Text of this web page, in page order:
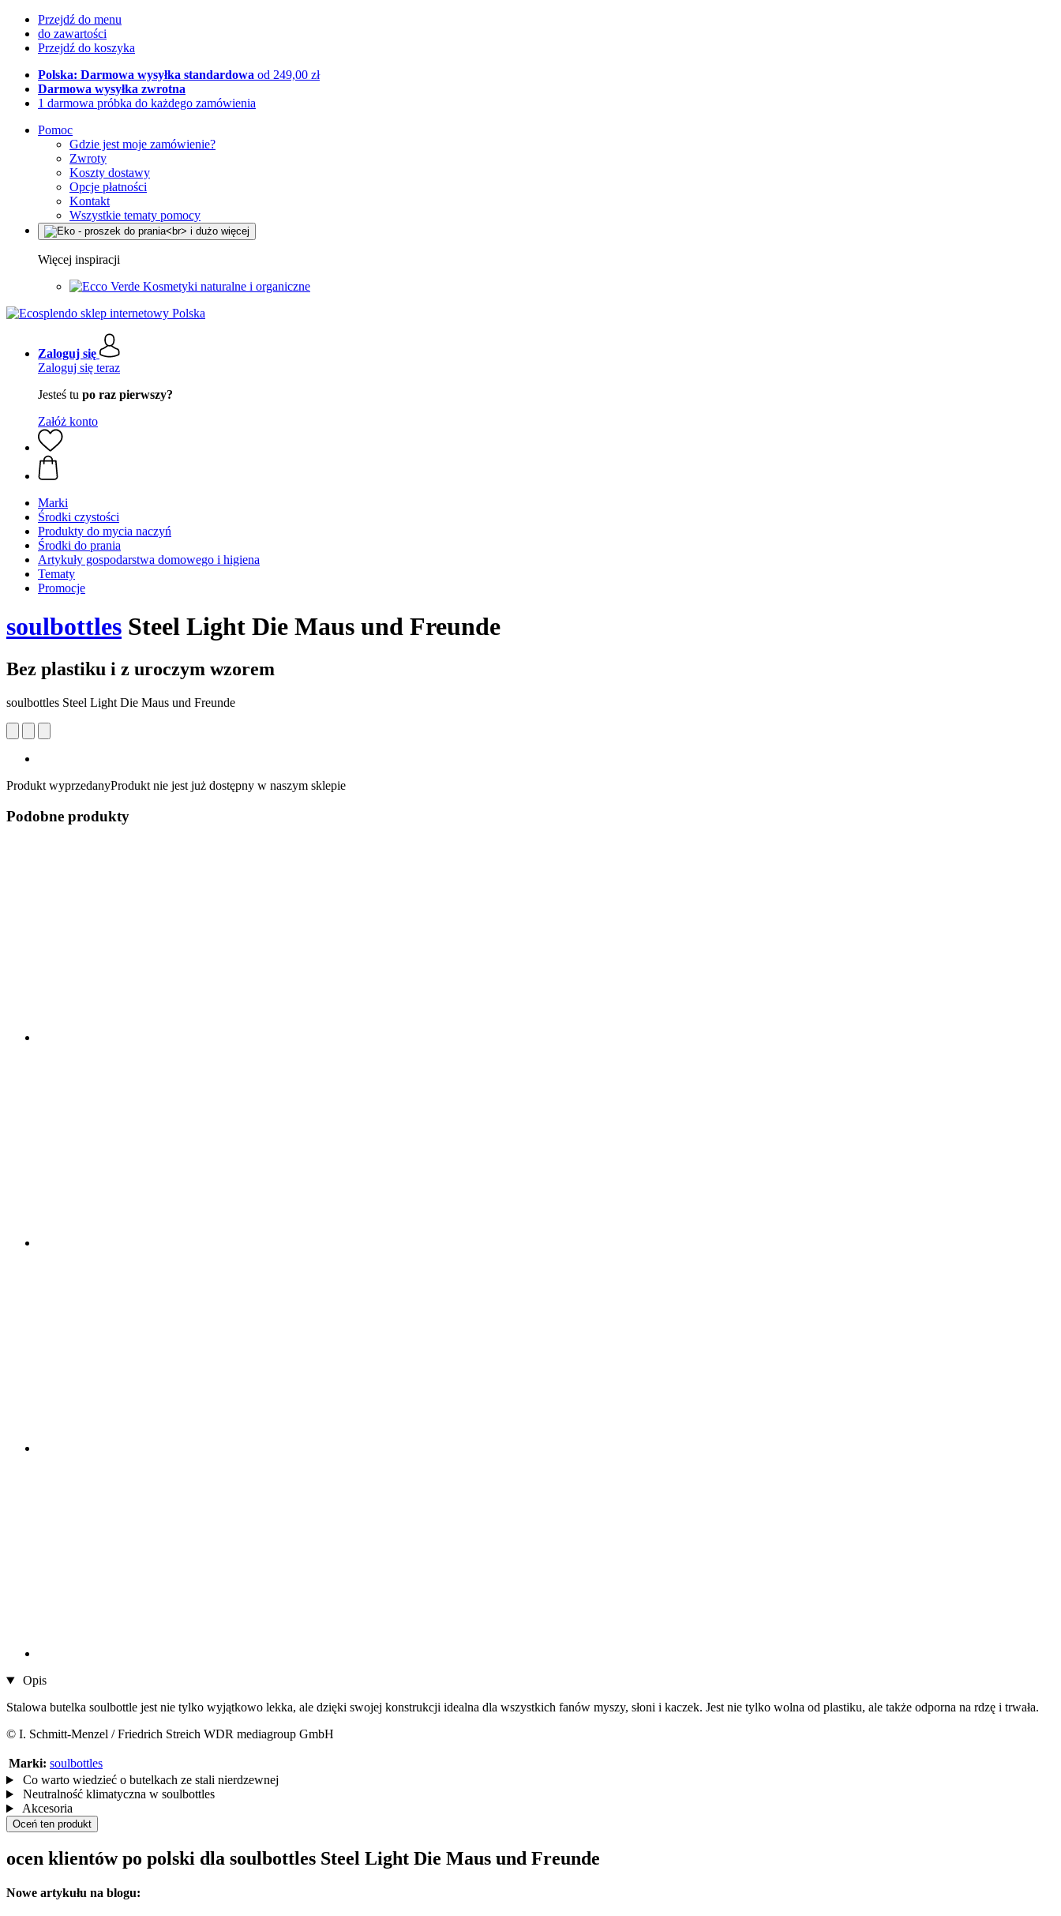
Przejdź do menu
do zawartości
Przejdź do koszyka
Polska: Darmowa wysyłka standardowa od 249,00 zł
Darmowa wysyłka zwrotna
1 darmowa próbka do każdego zamówienia
Pomoc
Gdzie jest moje zamówienie?
Zwroty
Koszty dostawy
Opcje płatności
Kontakt
Wszystkie tematy pomocy
Więcej inspiracji
Kosmetyki naturalne i organiczne
Zaloguj się
Zaloguj się teraz
Jesteś tu po raz pierwszy?
Załóż konto
Marki
Środki czystości
Produkty do mycia naczyń
Środki do prania
Artykuły gospodarstwa domowego i higiena
Tematy
Promocje
soulbottles Steel Light Die Maus und Freunde
Bez plastiku i z uroczym wzorem
soulbottles Steel Light Die Maus und Freunde
Produkt wyprzedanyProdukt nie jest już dostępny w naszym sklepie
Podobne produkty
Opis
Stalowa butelka soulbottle jest nie tylko wyjątkowo lekka, ale dzięki swojej konstrukcji idealna dla wszystkich fanów myszy, słoni i kaczek. Jest nie tylko wolna od plastiku, ale także odporna na rdzę i trwała.
© I. Schmitt-Menzel / Friedrich Streich WDR mediagroup GmbH
Marki: soulbottles
Co warto wiedzieć o butelkach ze stali nierdzewnej
Neutralność klimatyczna w soulbottles
Akcesoria
Oceń ten produkt
ocen klientów po polski dla soulbottles Steel Light Die Maus und Freunde
Nowe artykułu na blogu: